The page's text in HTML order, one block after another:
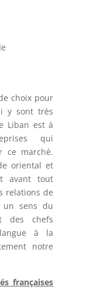
choix pour
y sont très
Liban est à
qui
ce marché.
oriental et
avant tout
relations de
un sens du
des chefs
à la
notre
françaises